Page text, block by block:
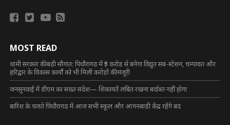
MOST READ
धामी सरकार की बड़ी सौगात: पिथौरागढ़ में ₹5 करोड़ से बनेगा विद्युत सब-स्टेशन, चम्पावत और
हरिद्वार के विकास कार्यों को भी मिली करोड़ों की मंजूरी
जनसुनवाई में डीएम का सख्त संदेश— शिकायतें लंबित रखना बर्दाश्त नहीं होगा
बारिश के चलते पिथौरागढ़ में आज सभी स्कूल और आंगनबाड़ी केंद्र रहेंगे बंद